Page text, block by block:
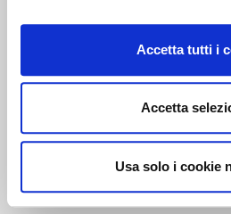
Accetta tutti i
Accetta
Usa solo i cookie